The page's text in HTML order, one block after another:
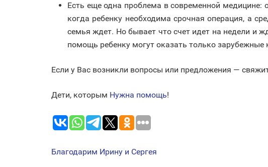
Есть еще одна проблема в современной медицине:
когда ребенку необходима срочная операция, а
семья ждет. Но бывает что счет идет на недели и
помощь ребенку могут оказать только зарубежные
Если у Вас возникли вопросы или предложения —
Дети, которым Нужна помощь!
НАВИГАЦИЯ
Благодарим Ирину и Сергея